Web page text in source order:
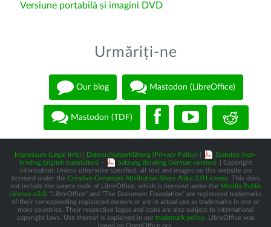
Versiune portabilă și imagini DVD
Urmăriți-ne
Our blog Mastodon (LibreOffice)
Mastodon (TDF)
Impressum (Legal Info) Datenschutzerklärung (Privacy Policy)
Statutes (non-
binding English translation) - Satzung (binding German version)
| Copyright
information: Unless otherwise specified, all text and images on this website are
licensed under the Creative Commons Attribution-Share Alike 3.0 License. This does
not include the source code of LibreOffice, which is licensed under the Mozilla Public
License v2.0 . “LibreOffice” and “The Document Foundation” are registered trademarks
of their corresponding registered owners or are in actual use as trademarks in one or
more countries. Their respective logos and icons are also subject to international
copyright laws. Use thereof is explained in our trademark policy. LibreOffice was
based on OpenOffice.org.